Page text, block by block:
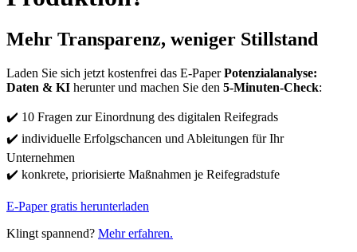
Mehr Transparenz, weniger Stillstand
Laden Sie sich jetzt kostenfrei das E-PaperPotenzialanalyse:
Daten & KI herunter und machen Sie den 5-Minuten-Check:
✔️ 10 Fragen zur Einordnung des digitalen Reifegrads
✔️ individuelle Erfolgschancen und Ableitungen für Ihr
Unternehmen
✔️ konkrete, priorisierte Maßnahmen je Reifegradstufe
E-Paper gratis herunterladen
Klingt spannend? Mehr erfahren.